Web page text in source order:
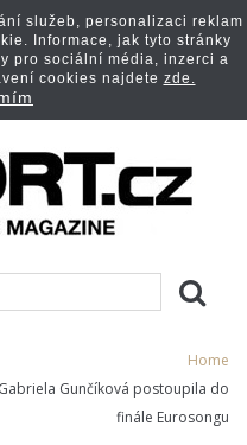
Home
Gunčíková postoupila do
finále Eurosongu
služeb, personalizaci reklam
Informace, jak tyto stránky
pro sociální média, inzerci a
cookies najdete zde.